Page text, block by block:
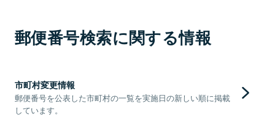
郵便番号検索に関する情報
市町村変更情報
郵便番号を公表した市町村の一覧を実施日の新しい順に掲載
しています。